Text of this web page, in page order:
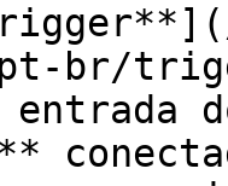
br/
entrada